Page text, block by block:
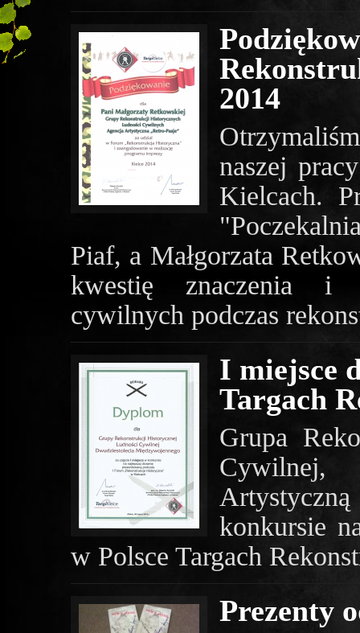
2014
naszej
Kielcach.
Piaf, a Małgorzata
kwestię znaczenia i
cywilnych podczas
I miejsce
Targach
Grupa
Cywilnej,
Artystyczną
konkursie
w Polsce Targach
Prezenty